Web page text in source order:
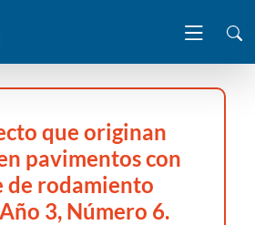
que originan
pavimentos con
de rodamiento
3, Número 6.